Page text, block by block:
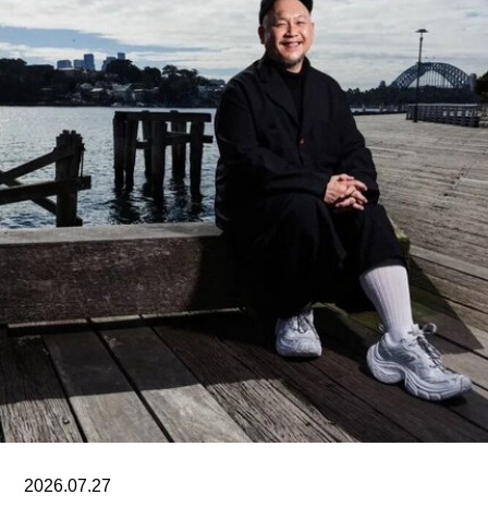
人为本、因地制宜且富有同理心的设计理念，体现
了芬兰对现代建筑的重要贡献”。
入选项目中最早期的代表作之一是位于赫尔辛基的
“阿尔瓦·阿尔托之家”（Aalto House，1936），由
阿尔瓦·阿尔托与其妻子艾诺·阿尔托共同设计，作
为两人的私人住宅。在13项作品中，有5项位于芬
兰首都赫尔辛基，包括文化之家（House of
Culture，1958）活动中心，以及著名的芬兰大厅
（Finlandia Hall，1971），后者兼具会议中心与音
乐厅功能。
另一项重要作品是赛纳察洛市政厅（Säynätsalo
Town Hall），由阿尔瓦·阿尔托与艾丽莎·阿尔托于
1952年共同完成。艾诺于1949年去世后，阿尔瓦
与艾丽莎结婚。两人还共同建造了位于派延奈湖
（Lake
2026.07.27